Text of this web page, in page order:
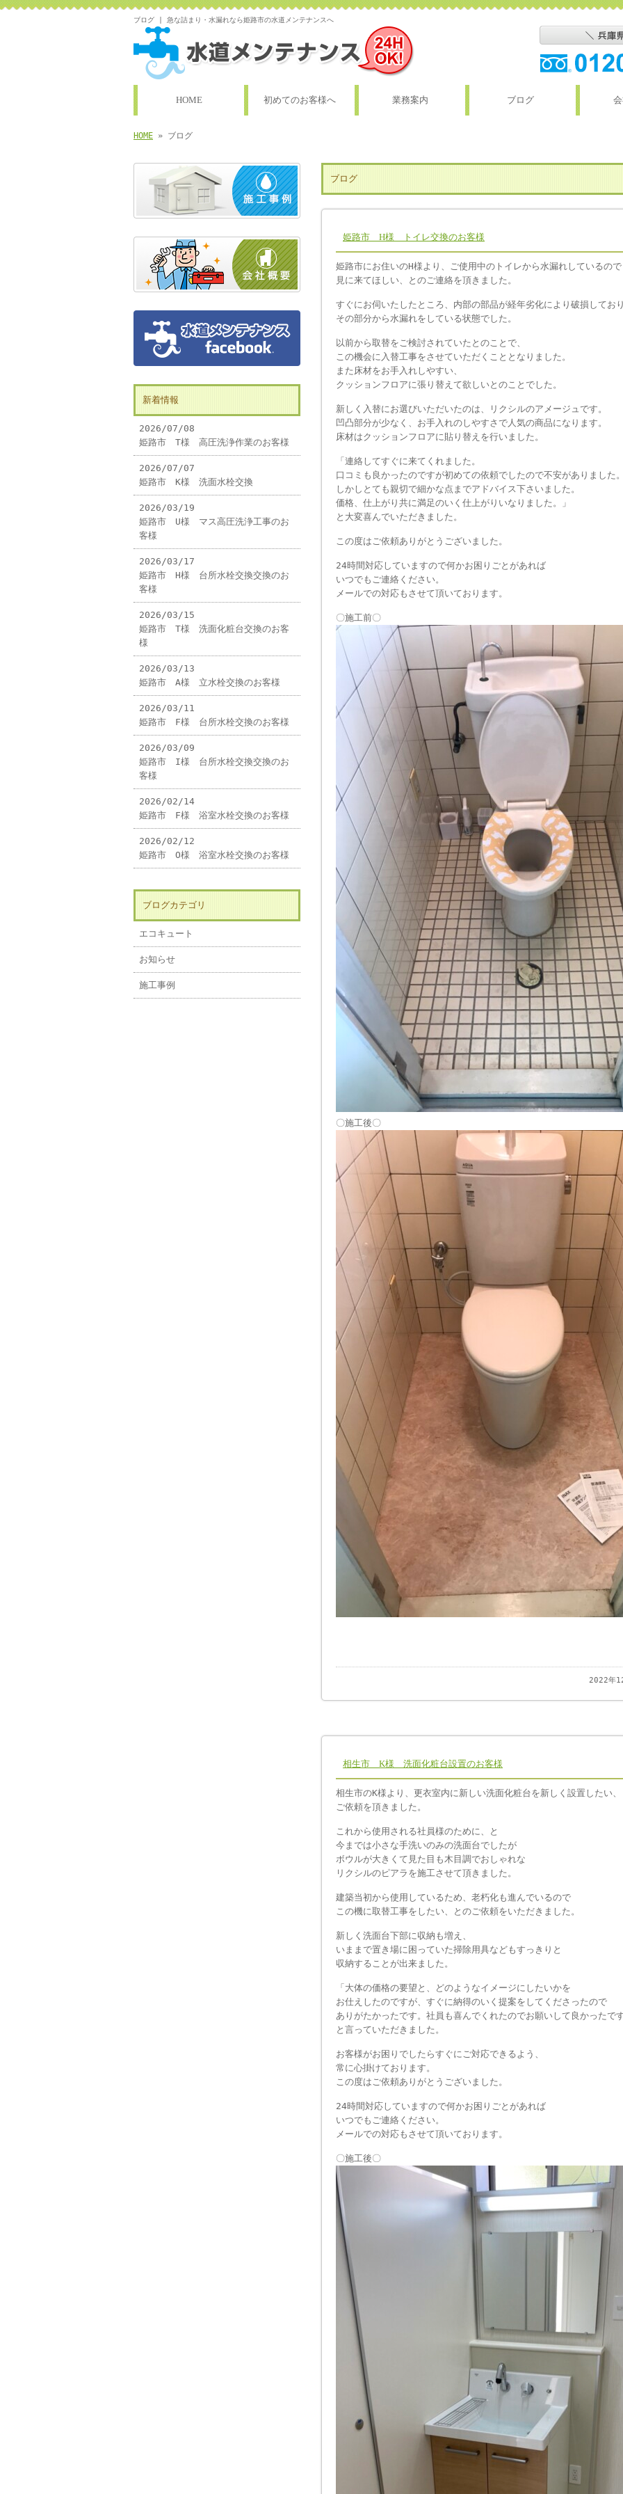
ブログ | 急な詰まり・水漏れなら姫路市の水道メンテナンスへ
HOME 初めてのお客様へ 業務案内 ブログ
HOME » ブログ
ブログ
姫路市 H様 トイレ交換のお客様
姫路市にお住いのH様より、ご使用中のトイレから水漏れしているので
見に来てほしい、とのご連絡を頂きました。
すぐにお伺いたしたところ、内部の部品が経年劣化により破損してお
その部分から水漏れをしている状態でした。
以前から取替をご検討されていたとのことで、
この機会に入替工事をさせていただくこととなりました。
また床材をお手入れしやすい、
クッションフロアに張り替えて欲しいとのことでした。
新しく入替にお選びいただいたのは、リクシルのアメージュです。
凹凸部分が少なく、お手入れのしやすさで人気の商品になります。
床材はクッションフロアに貼り替えを行いました。
「連絡してすぐに来てくれました。
口コミも良かったのですが初めての依頼でしたので不安がありました
しかしとても親切で細かな点までアドバイス下さいました。
価格、仕上がり共に満足のいく仕上がりいなりました。」
と大変喜んでいただきました。
この度はご依頼ありがとうございました。
24時間対応していますので何かお困りごとがあれば
いつでもご連絡ください。
メールでの対応もさせて頂いております。
〇施工前〇
〇施工後〇
2022年
相生市 K様 洗面化粧台設置のお客様
相生市のK様より、更衣室内に新しい洗面化粧台を新しく設置したい
ご依頼を頂きました。
これから使用される社員様のために、と
今までは小さな手洗いのみの洗面台でしたが
ボウルが大きくて見た目も木目調でおしゃれな
リクシルのピアラを施工させて頂きました。
建築当初から使用しているため、老朽化も進んでいるので
この機に取替工事をしたい、とのご依頼をいただきました。
新しく洗面台下部に収納も増え、
いままで置き場に困っていた掃除用具などもすっきりと
収納することが出来ました。
「大体の価格の要望と、どのようなイメージにしたいかを
お仕えしたのですが、すぐに納得のいく提案をしてくださったので
ありがたかったです。社員も喜んでくれたのでお願いして良かったで
と言っていただきました。
お客様がお困りでしたらすぐにご対応できるよう、
常に心掛けております。
この度はご依頼ありがとうございました。
24時間対応していますので何かお困りごとがあれば
いつでもご連絡ください。
メールでの対応もさせて頂いております。
〇施工後〇
新着情報
2026/07/08
姫路市 T様 高圧洗浄作業のお客様
2026/07/07
姫路市 K様 洗面水栓交換
2026/03/19
姫路市 U様 マス高圧洗浄工事のお
客様
2026/03/17
姫路市 H様 台所水栓交換交換のお
客様
2026/03/15
姫路市 T様 洗面化粧台交換のお客
様
2026/03/13
姫路市 A様 立水栓交換のお客様
2026/03/11
姫路市 F様 台所水栓交換のお客様
2026/03/09
姫路市 I様 台所水栓交換交換のお
客様
2026/02/14
姫路市 F様 浴室水栓交換のお客様
2026/02/12
姫路市 O様 浴室水栓交換のお客様
ブログカテゴリ
エコキュート
お知らせ
施工事例